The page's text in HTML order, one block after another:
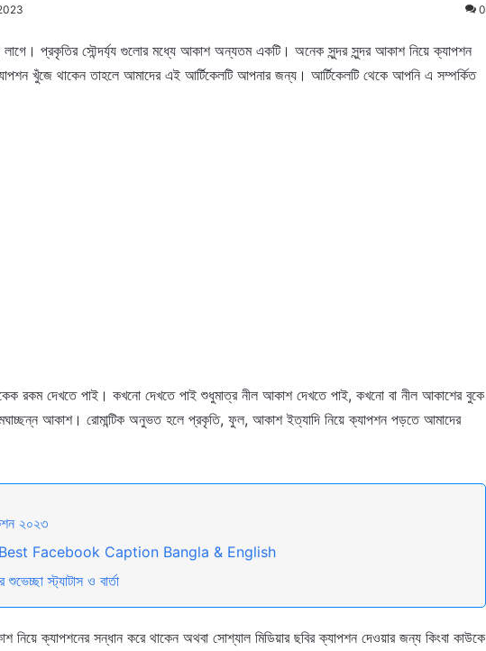
0
প্রকৃতির সৌন্দর্য্য গুলোর মধ্যে আকাশ অন্যতম একটি। অনেক সুন্দর সুন্দর আকাশ নিয়ে ক্যাপশন
খুঁজে থাকেন তাহলে আমাদের এই আর্টিকেলটি আপনার জন্য। আর্টিকেলটি থেকে আপনি এ সম্পর্কিত
রকম দেখতে পাই। কখনো দেখতে পাই শুধুমাত্র নীল আকাশ দেখতে পাই, কখনো বা নীল আকাশের বুকে
মেঘাচ্ছন্ন আকাশ। রোমান্টিক অনুভত হলে প্রকৃতি, ফুল, আকাশ ইত্যাদি নিয়ে ক্যাপশন পড়তে আমাদের
২০২৩
Best Facebook Caption Bangla & English
স্ট্যাটাস ও বার্তা
ক্যাপশনের সন্ধান করে থাকেন অথবা সোশ্যাল মিডিয়ার ছবির ক্যাপশন দেওয়ার জন্য কিংবা কাউকে